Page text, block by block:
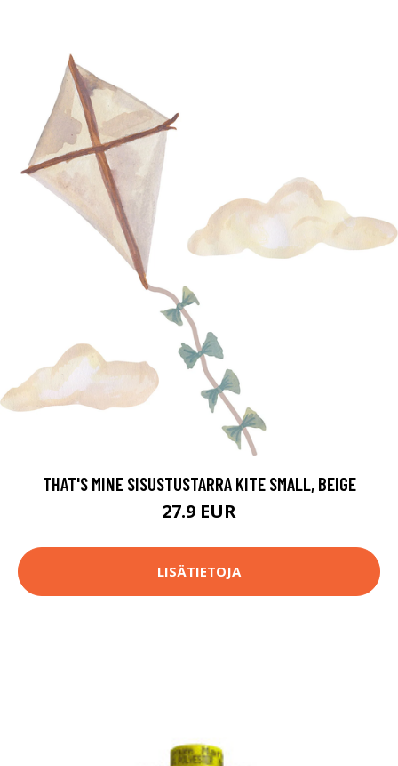
THAT'S MINE SISUSTUSTARRA KITE SMALL, BEIGE
27.9 EUR
LISÄTIETOJA